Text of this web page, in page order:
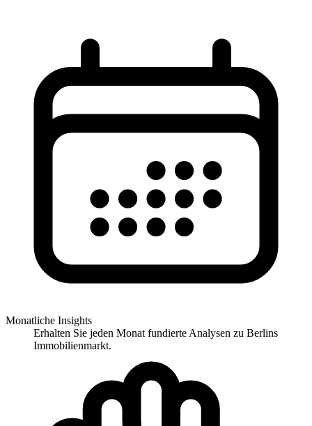
Monatliche Insights
Erhalten Sie jeden Monat fundierte Analysen zu Berlins
Immobilienmarkt.